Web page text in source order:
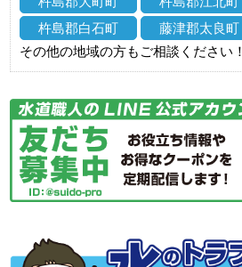
杵島郡白石町
藤津郡太良町
その他の地域の方もご相談ください！